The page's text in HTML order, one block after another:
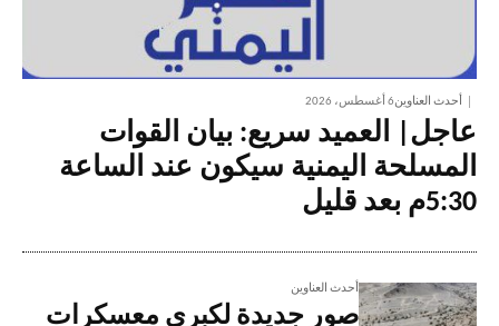
أحدث العناوين6 أغسطس، 2026
عاجل| العميد سريع: بيان القوات
المسلحة اليمنية سيكون عند الساعة
5:30م بعد قليل
أحدث العناوين
صور جديدة لكبرى معسكرات